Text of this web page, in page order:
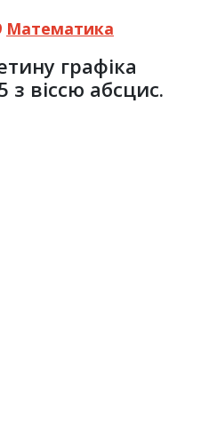
Математика
графіка
з віссю абсцис.